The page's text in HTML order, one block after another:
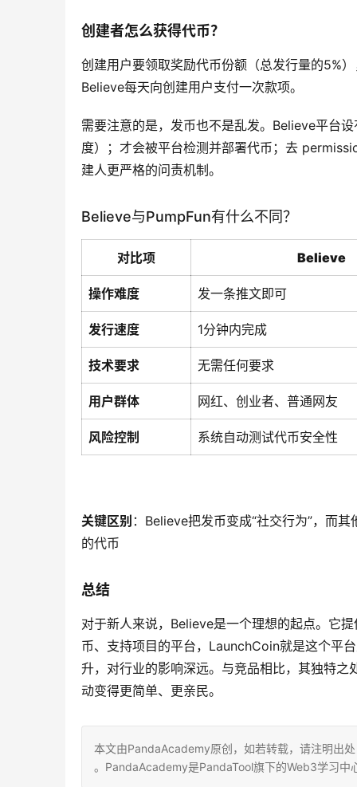
创建者怎么获得代币？
创建用户要领取奖励代币份额（总发行量的5%
Believe每天向创建用户支付一次款项。
需要注意的是，发币也不是乱发。 Believe平台
度）；才会被平台检测并部署代币；去
建人更严格的问责机制。
Believe与PumpFun有什么不同？
对比项 Believe
操作难度 发一条推文即可
发行速度 1分钟内完成
技术要求 无需任何要求
用户群体 网红、创业者、普通网友
风险控制 系统自动测试代币安全性
关键区别 ：Believe把发币变成“社交行为”，而
的代币
总结
对于新人来说，Believe是一个理想的起点。它
币、支持项目的平台，LaunchCoin就是这个平
升，对行业的影响深远。与竞品相比，其独特
动变得更简单、更亲民。
本文由PandaAcademy原创，如若转载，请注明
。PandaAcademy是PandaTool旗下的Web3学习中